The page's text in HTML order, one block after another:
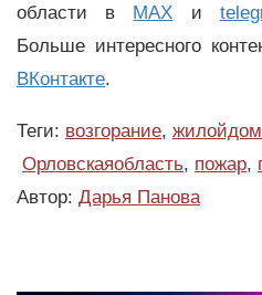
области в MAX и
Больше интересного
ВКонтакте.
Теги: возгорание, жилойдом
Орловскаяобласть, пожар,
Автор: Дарья Панова